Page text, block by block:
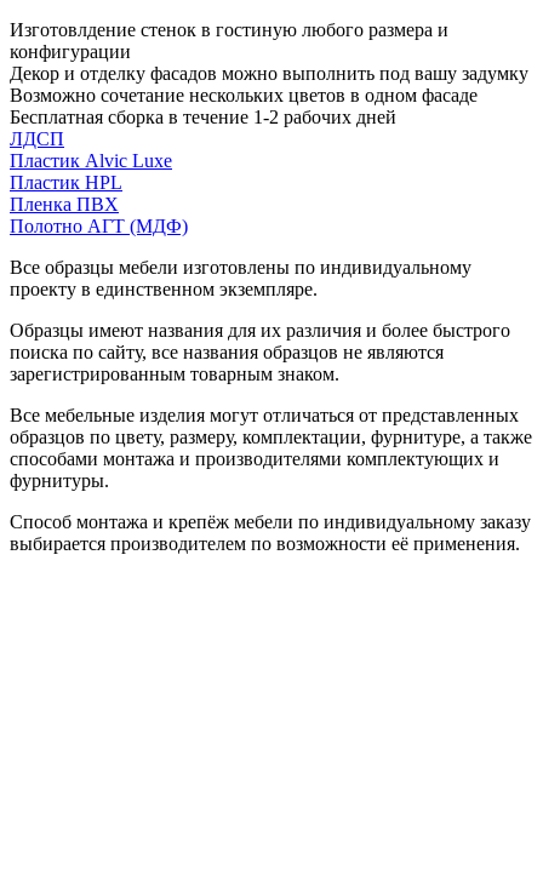
Изготовлдение стенок в гостиную любого размера и
конфигурации
Декор и отделку фасадов можно выполнить под вашу задумку
Возможно сочетание нескольких цветов в одном фасаде
Бесплатная сборка в течение 1-2 рабочих дней
ЛДСП
Пластик Alvic Luxe
Пластик HPL
Пленка ПВХ
Полотно АГТ (МДФ)
Все образцы мебели изготовлены по индивидуальному
проекту в единственном экземпляре.
Образцы имеют названия для их различия и более быстрого
поиска по сайту, все названия образцов не являются
зарегистрированным товарным знаком.
Все мебельные изделия могут отличаться от представленных
образцов по цвету, размеру, комплектации, фурнитуре, а также
способами монтажа и производителями комплектующих и
фурнитуры.
Способ монтажа и крепёж мебели по индивидуальному заказу
выбирается производителем по возможности её применения.